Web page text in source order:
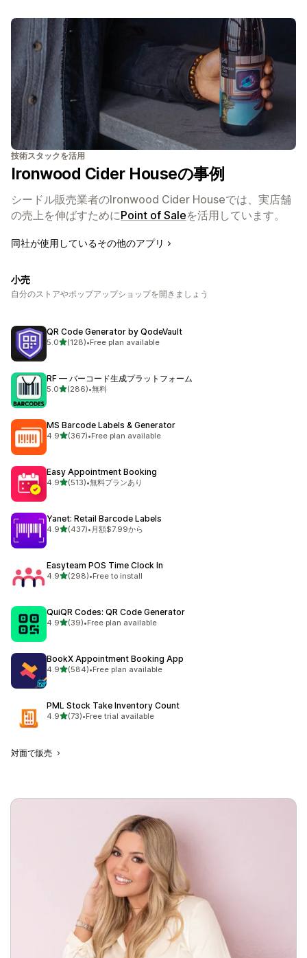
技術スタックを活用
Ironwood Cider Houseの事例
シードル販売業者のIronwood Cider Houseでは、実店舗
の売上を伸ばすためにPoint of Saleを活用しています。
同社が使用しているその他のアプリ
小売
自分のストアやポップアップショップを開きましょう
QR Code Generator by QodeVault
5.05つ星中
(128)
合計レビュー数：128件
•Free plan available
RF — バーコード生成プラットフォーム
5.05つ星中
(286)
合計レビュー数：286件
•無料
MS Barcode Labels & Generator
4.95つ星中
(367)
合計レビュー数：367件
•Free plan available
Easy Appointment Booking
4.95つ星中
(513)
合計レビュー数：513件
•無料プランあり
Yanet: Retail Barcode Labels
4.95つ星中
(437)
合計レビュー数：437件
• 月額$7.99から
Easyteam POS Time Clock In
4.95つ星中
(298)
合計レビュー数：298件
•Free to install
QuiQR Codes: QR Code Generator
4.95つ星中
(39)
合計レビュー数：39件
•Free plan available
BookX Appointment Booking App
4.95つ星中
(584)
合計レビュー数：584件
•Free plan available
PML Stock Take Inventory Count
4.95つ星中
(73)
合計レビュー数：73件
•Free trial available
対面で販売